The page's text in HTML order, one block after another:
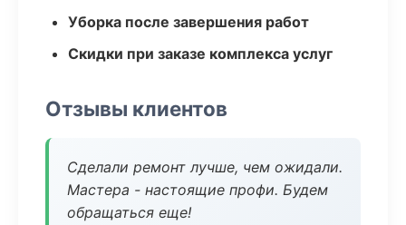
Уборка после завершения работ
Скидки при заказе комплекса услуг
Отзывы клиентов
Сделали ремонт лучше, чем ожидали.
Мастера - настоящие профи. Будем
обращаться еще!